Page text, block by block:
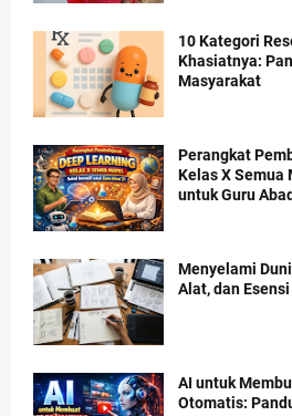
10 Kategori
Khasiatnya:
Masyarakat
Perangkat
Kelas X
untuk Guru
Menyelami
Alat, dan
AI untuk
Otomatis: